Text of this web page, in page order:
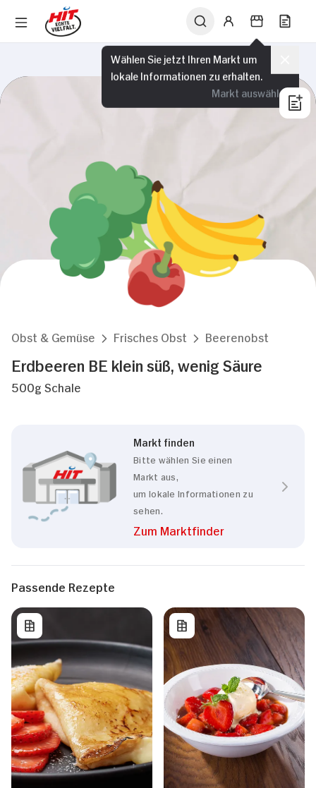
Wählen Sie jetzt Ihren Markt um
lokale Informationen zu erhalten.
Markt auswählen
Obst & Gemüse Frisches Obst Beerenobst
Erdbeeren BE klein süß, wenig Säure
500g Schale
Markt finden
Bitte wählen Sie einen
Markt aus,
um lokale Informationen zu
sehen.
Zum Marktfinder
Passende Rezepte